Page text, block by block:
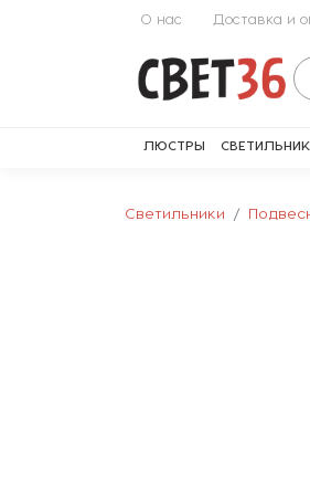
О нас Доставка и
ЛЮСТРЫ
Светильники